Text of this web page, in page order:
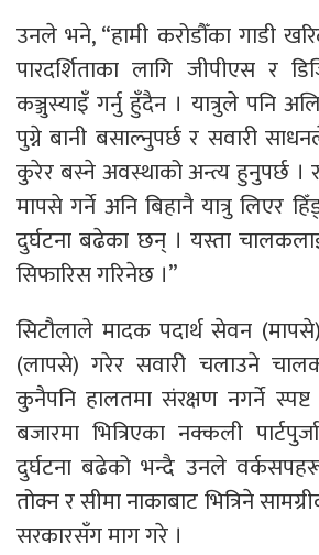
उनले भने, “हामी करोडौँका गाडी
पारदर्शिताका लागि जीपीएस र
कञ्जुस्याइँ गर्नु हुँदैन । यात्रुले पनि
पुग्ने बानी बसाल्नुपर्छ र सवारी
कुरेर बस्ने अवस्थाको अन्त्य हुनुपर्छ ।
मापसे गर्ने अनि बिहानै यात्रु लिएर
दुर्घटना बढेका छन् । यस्ता
सिफारिस गरिनेछ ।”
सिटौलाले मादक पदार्थ सेवन
(लापसे) गरेर सवारी चलाउने
कुनैपनि हालतमा संरक्षण नगर्ने
बजारमा भित्रिएका नक्कली
दुर्घटना बढेको भन्दै उनले
तोक्न र सीमा नाकाबाट भित्रिने
सरकारसँग माग गरे ।